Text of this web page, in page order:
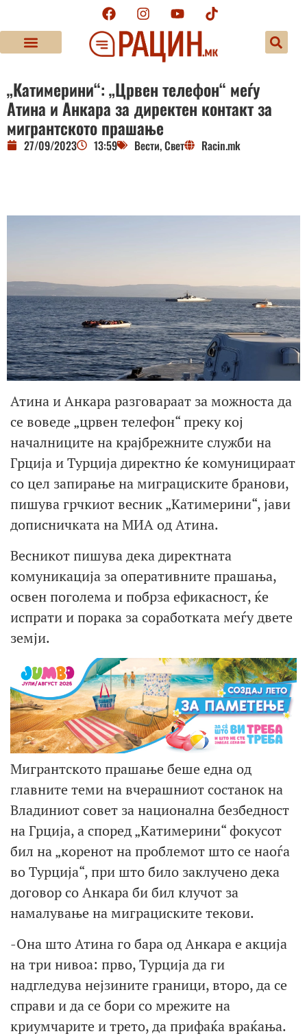
„Катимерини“: „Црвен телефон“ меѓу
Атина и Анкара за директен контакт за
мигрантското прашање
27/09/2023 13:59 Вести,Свет Racin.mk
Атина и Анкара разговараат за можноста да
се воведе „црвен телефон“ преку кој
началниците на крајбрежните служби на
Грција и Турција директно ќе комуницираат
со цел запирање на миграциските бранови,
пишува грчкиот весник „Катимерини“, јави
дописничката на МИА од Атина.
Весникот пишува дека директната
комуникација за оперативните прашања,
освен поголема и побрза ефикасност, ќе
испрати и порака за соработката меѓу двете
земји.
Мигрантското прашање беше една од
главните теми на вчерашниот состанок на
Владиниот совет за национална безбедност
на Грција, а според „Катимерини“ фокусот
бил на „коренот на проблемот што се наоѓа
во Турција“, при што било заклучено дека
договор со Анкара би бил клучот за
намалување на миграциските текови.
-Она што Атина го бара од Анкара е акција
на три нивоа: прво, Турција да ги
надгледува нејзините граници, второ, да се
справи и да се бори со мрежите на
криумчарите и трето, да прифаќа враќања.